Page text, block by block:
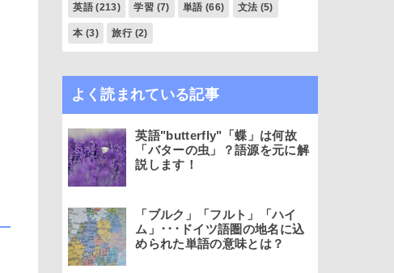
英語 (213) 学習 (7) 単語 (66) 文法 (5)
本 (3) 旅行 (2)
よく読まれている記事
英語"butterfly"「蝶」は何故
「バターの虫」？語源を元に解
説します！
「ブルク」「フルト」「ハイ
ム」･･･ドイツ語圏の地名に込
められた単語の意味とは？